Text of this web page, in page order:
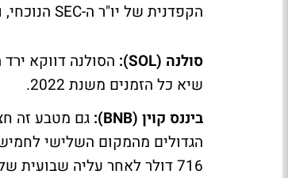
הקפדנית של יו"ר ה-SEC הנוכחי, ומזנק על רקע הצפי להחלפתו.
סולנה (SOL):
שיא כל הזמנים משנת 2022.
ביננס קוין (BNB):
גם מטבע זה